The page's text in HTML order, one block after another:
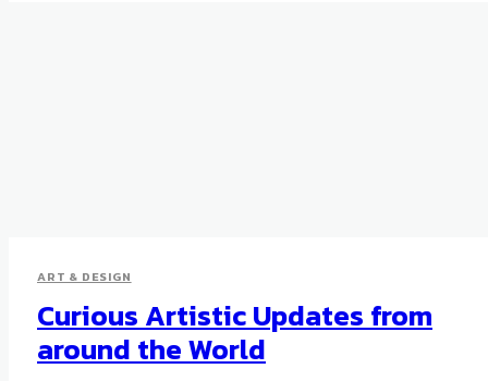
ART & DESIGN
Curious Artistic Updates from
around the World